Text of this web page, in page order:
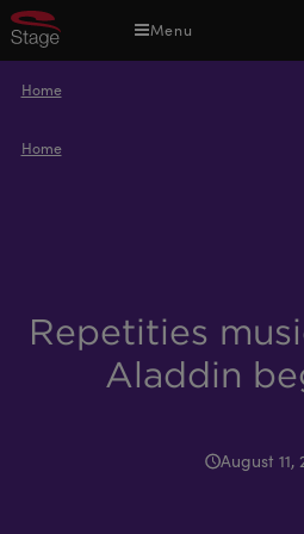
Overslaan
en
gaan
Menu
Kruimelpad
Home
Kruimelpad
Home
Repetities
Aladdin
August 11,